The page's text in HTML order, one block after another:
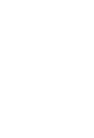
hoor je elk